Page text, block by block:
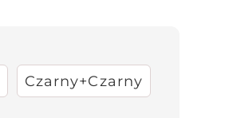
Czarny+Czarny